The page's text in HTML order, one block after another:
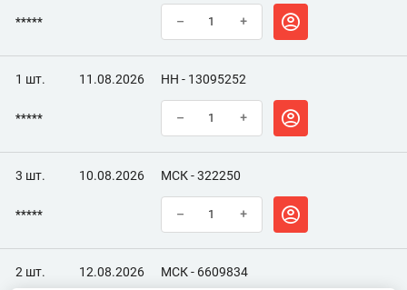
***** – +
1 шт. 11.08.2026 НН - 13095252
***** – +
3 шт. 10.08.2026 МСК - 322250
***** – +
2 шт. 12.08.2026 МСК - 6609834